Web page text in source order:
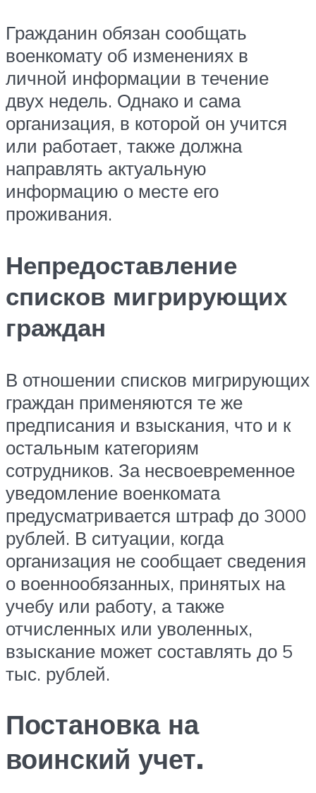
Гражданин обязан сообщать
военкомату об изменениях в
личной информации в течение
двух недель. Однако и сама
организация, в которой он учится
или работает, также должна
направлять актуальную
информацию о месте его
проживания.
Непредоставление
списков мигрирующих
граждан
В отношении списков мигрирующих
граждан применяются те же
предписания и взыскания, что и к
остальным категориям
сотрудников. За несвоевременное
уведомление военкомата
предусматривается штраф до 3000
рублей. В ситуации, когда
организация не сообщает сведения
о военнообязанных, принятых на
учебу или работу, а также
отчисленных или уволенных,
взыскание может составлять до 5
тыс. рублей.
Постановка на
воинский учет.